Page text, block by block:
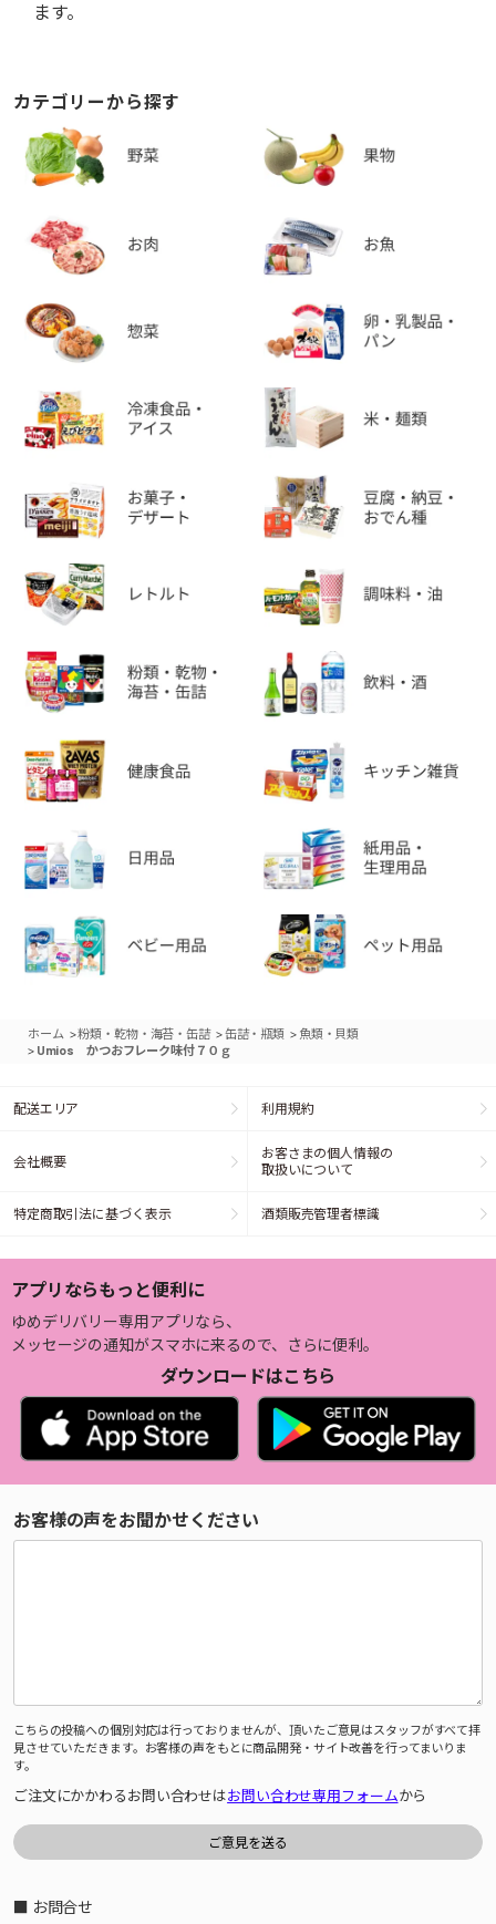
ます。
カテゴリーから探す
ホーム >粉類・乾物・海苔・缶詰 >缶詰・瓶類 > 魚類・貝類
> Umios かつおフレーク味付７０ｇ
配送エリア 利用規約
会社概要
お客さまの個人情報の
取扱いについて
特定商取引法に基づく表示 酒類販売管理者標識
アプリならもっと便利に
ゆめデリバリー専用アプリなら、
メッセージの通知がスマホに来るので、さらに便利。
ダウンロードはこちら
お客様の声をお聞かせください
こちらの投稿への個別対応は行っておりませんが、頂いたご意見はスタッフがすべて拝
見させていただきます。お客様の声をもとに商品開発・サイト改善を行ってまいりま
す。
ご注文にかかわるお問い合わせはお問い合わせ専用フォームから
■ お問合せ